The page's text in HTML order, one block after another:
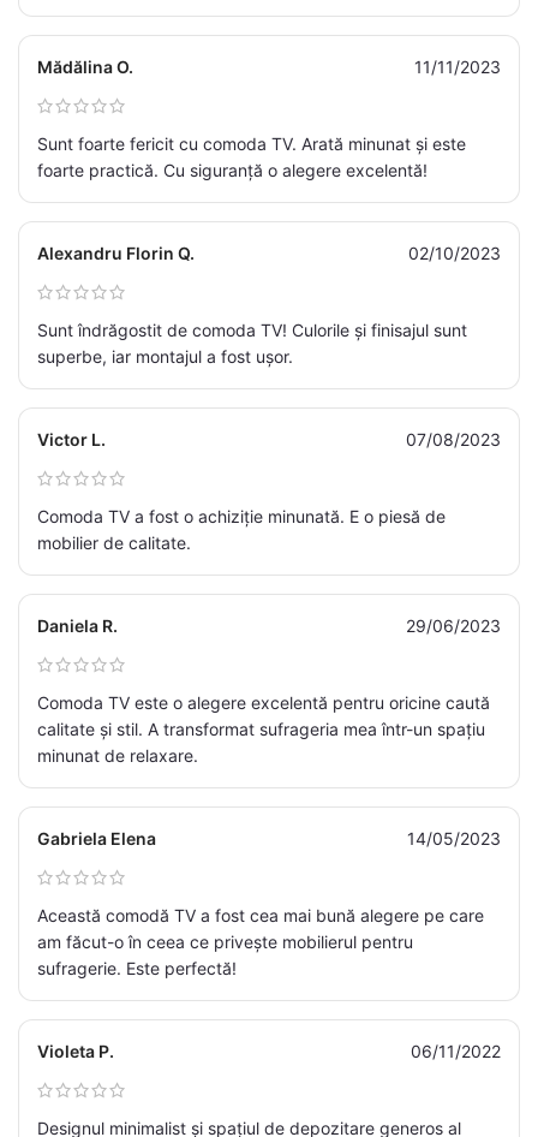
Mădălina O. 11/11/2023
Sunt foarte fericit cu comoda TV. Arată minunat și este
foarte practică. Cu siguranță o alegere excelentă!
Alexandru Florin Q. 02/10/2023
Sunt îndrăgostit de comoda TV! Culorile și finisajul sunt
superbe, iar montajul a fost ușor.
Victor L. 07/08/2023
Comoda TV a fost o achiziție minunată. E o piesă de
mobilier de calitate.
Daniela R. 29/06/2023
Comoda TV este o alegere excelentă pentru oricine caută
calitate și stil. A transformat sufrageria mea într-un spațiu
minunat de relaxare.
Gabriela Elena 14/05/2023
Această comodă TV a fost cea mai bună alegere pe care
am făcut-o în ceea ce privește mobilierul pentru
sufragerie. Este perfectă!
Violeta P. 06/11/2022
Designul minimalist și spațiul de depozitare generos al